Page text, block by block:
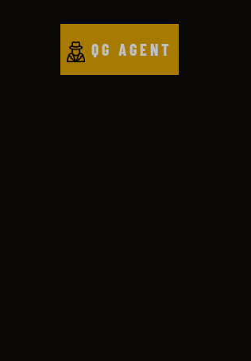
QG AGENT